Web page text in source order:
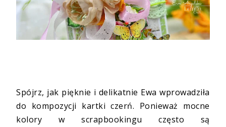
Spójrz, jak pięknie i delikatnie Ewa wprowadziła
do kompozycji kartki czerń. Ponieważ mocne
kolory w scrapbookingu często są